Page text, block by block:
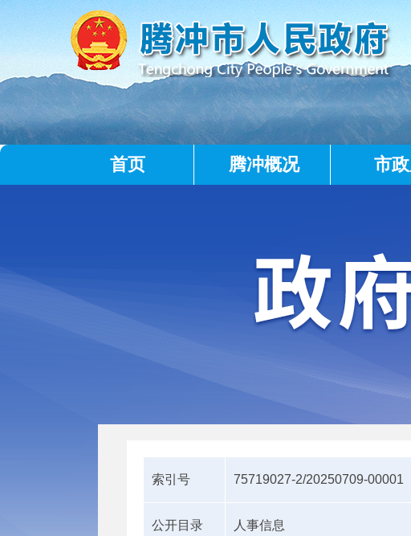
首页 腾冲概况 市
索引号 75719027-2/20250709-00001
公开目录 人事信息